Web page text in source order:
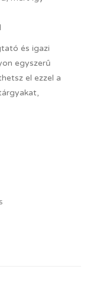
és igazi
egyszerű
el ezzel a